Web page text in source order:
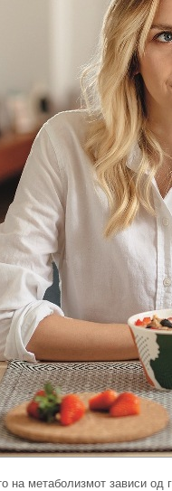
на метаболизмот зависи од